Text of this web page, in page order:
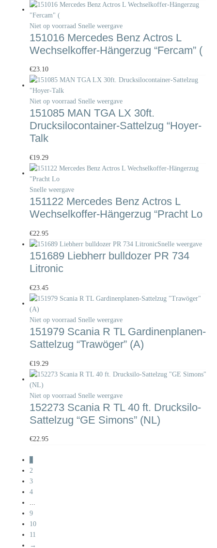
Niet op voorraad Snelle weergave
151016 Mercedes Benz Actros L
Wechselkoffer-Hängerzug “Fercam” (
€23.10
Niet op voorraad Snelle weergave
151085 MAN TGA LX 30ft.
Drucksilocontainer-Sattelzug “Hoyer-
Talk
€19.29
Snelle weergave
151122 Mercedes Benz Actros L
Wechselkoffer-Hängerzug “Pracht Lo
€22.95
Snelle weergave
151689 Liebherr bulldozer PR 734
Litronic
€23.45
Niet op voorraad Snelle weergave
151979 Scania R TL Gardinenplanen-
Sattelzug “Trawöger” (A)
€19.29
Niet op voorraad Snelle weergave
152273 Scania R TL 40 ft. Drucksilo-
Sattelzug “GE Simons” (NL)
€22.95
2
3
4
9
10
11
→